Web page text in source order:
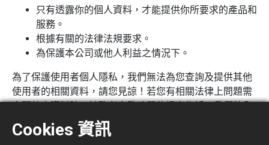
只有透露你的個人資料，才能提供你所要求的產品和
服務。
根據有關的法律法規要求。
為保護本公司或他人利益之情況下。
為了保護使用者個人隱私，我們無法為您查詢及提供其他
使用者的相關資料，請您見諒！若您有相關法律上問題需
查閱他人資料時，請務必向警政單位提出告訴，我們將全
力配合警政單位調查並提供所有相關資料，以協助調查及
破案！
Cookies 資訊